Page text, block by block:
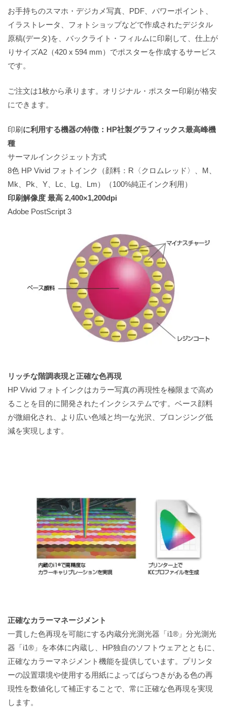
お手持ちのスマホ・デジカメ写真、PDF、パワーポイント、
イラストレータ、フォトショップなどで作成されたデジタル
原稿(データ)を、バックライト・フィルムに印刷して、仕上が
りサイズA2（420 x 594 mm）でポスターを作成するサービス
です。
ご注文は1枚から承ります。オリジナル・ポスター印刷が格安
にできます。
印刷 に利用する機器の特徴：HP社製グラフィックス最高峰機
種
サーマルインクジェット方式
8色 HP Vivid フォトインク（顔料：R〈クロムレッド〉、M、
Mk、Pk、Y、Lc、Lg、Lm）（100%純正インク利用）
印刷解像度 最高 2,400×1,200dpi
Adobe PostScript 3
リッチな階調表現と正確な色再現
HP Vivid フォトインクはカラー写真の再現性を極限まで高め
ることを目的に開発されたインクシステムです。ベース顔料
が微細化され、より広い色域と均一な光沢、ブロンジング低
減を実現します。
正確なカラーマネージメント
一貫した色再現を可能にする内蔵分光測光器「i1®」分光測光
器「i1®」を本体に内蔵し、HP独自のソフトウェアとともに、
正確なカラーマネジメント機能を提供しています。プリンタ
ーの設置環境や使用する用紙によってばらつきがある色の再
現性を数値化して補正することで、常に正確な色再現を実現
します。